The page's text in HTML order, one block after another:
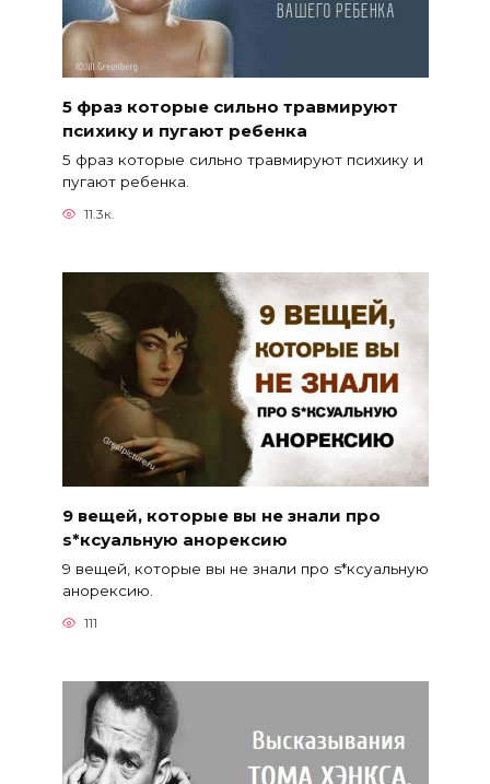
5 фраз которые сильно травмируют
психику и пугают ребенка
5 фраз которые сильно травмируют психику и
пугают ребенка.
11.3к.
9 вещей, которые вы не знали про
s*ксуальную анорексию
9 вещей, которые вы не знали про s*ксуальную
анорексию.
111